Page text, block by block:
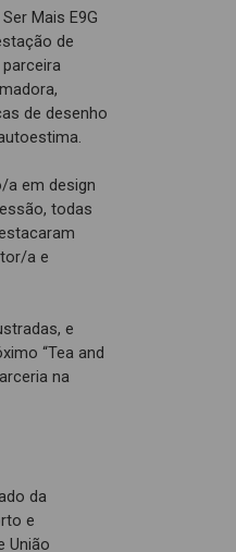
Mais E9G
de
de desenho
a em design
todas
a e
e
“Tea and
na
da
e
União